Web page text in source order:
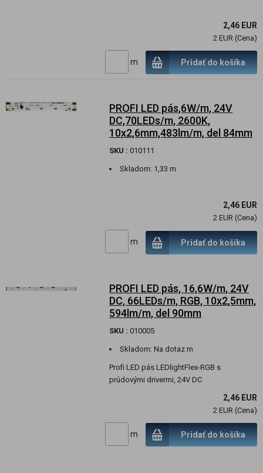
2,46 EUR
2 EUR (Cena)
m Pridať do košíka
PROFI LED pás,6W/m, 24V
DC,70LEDs/m, 2600K,
10x2,6mm,483lm/m, del 84mm
SKU : 010111
Skladom: 1,33 m
2,46 EUR
2 EUR (Cena)
m Pridať do košíka
PROFI LED pás, 16,6W/m, 24V
DC, 66LEDs/m, RGB, 10x2,5mm,
594lm/m, del 90mm
SKU : 010005
Skladom:Na dotaz m
Profi LED pás LEDlightFlex-RGB s
prúdovými drivermi, 24V DC
2,46 EUR
2 EUR (Cena)
m Pridať do košíka